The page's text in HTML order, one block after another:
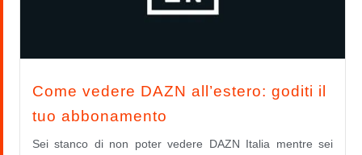
Come vedere DAZN all’estero: goditi il
tuo abbonamento
Sei stanco di non poter vedere DAZN Italia mentre sei